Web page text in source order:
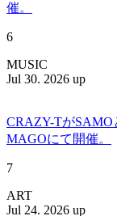
催。
6
MUSIC
Jul 30. 2026 up
CRAZY-Tが
MAGOにて開催。
7
ART
Jul 24. 2026 up